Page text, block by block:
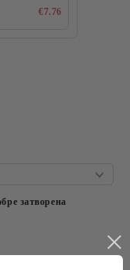
€7.76
затворена